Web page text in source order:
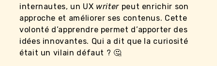
internautes, un UX writer peut enrichir son
approche et améliorer ses contenus. Cette
volonté d’apprendre permet d’apporter des
idées innovantes. Qui a dit que la curiosité
était un vilain défaut ? 🤔